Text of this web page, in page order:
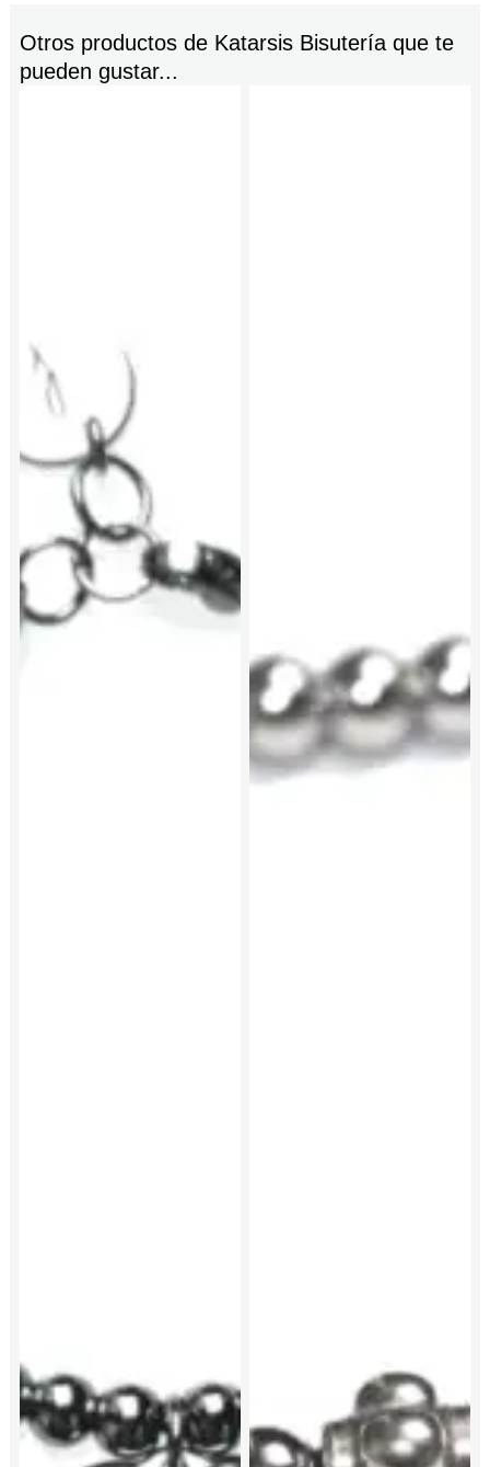
Otros productos de Katarsis Bisuteríaque te
pueden gustar...